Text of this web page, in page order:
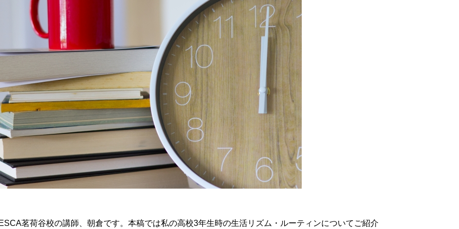
茗荷谷校の講師、朝倉です。本稿では私の高校3年生時の生活リズム・ルーティンについてご紹介